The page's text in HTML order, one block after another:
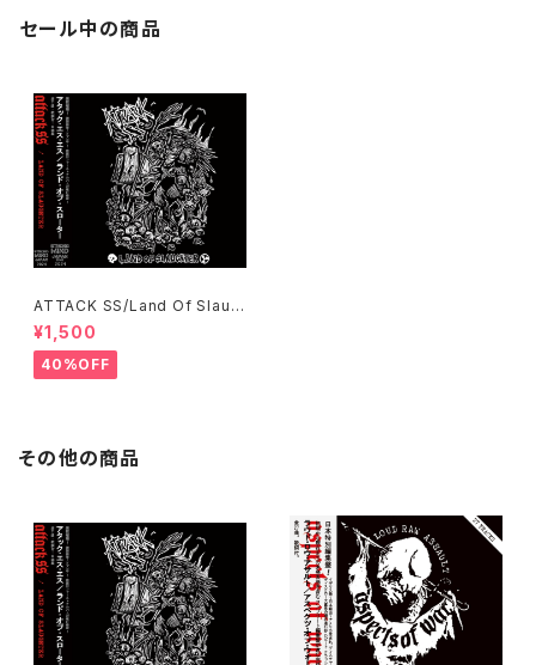
セール中の商品
ATTACK SS/Land Of Slaug
hter CD
¥1,500
40%OFF
その他の商品